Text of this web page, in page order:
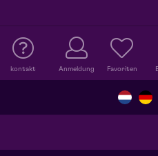
kontakt Anmeldung Favoriten